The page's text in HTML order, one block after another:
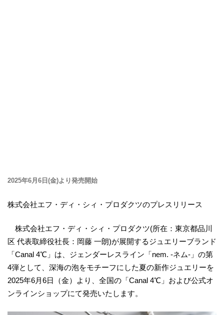
2025年6月6日(金)より発売開始
株式会社エフ・ディ・シィ・プロダクツのプレスリリース
株式会社エフ・ディ・シィ・プロダクツ(所在：東京都品川
区 代表取締役社長：岡藤 一朗)が展開するジュエリーブランド
「Canal 4℃」は、ジェンダーレスライン「nem. -ネム-」の第
4弾として、深海の泡をモチーフにした夏の新作ジュエリーを
2025年6月6日（金）より、全国の「Canal 4℃」および公式オ
ンラインショップにて発売いたします。